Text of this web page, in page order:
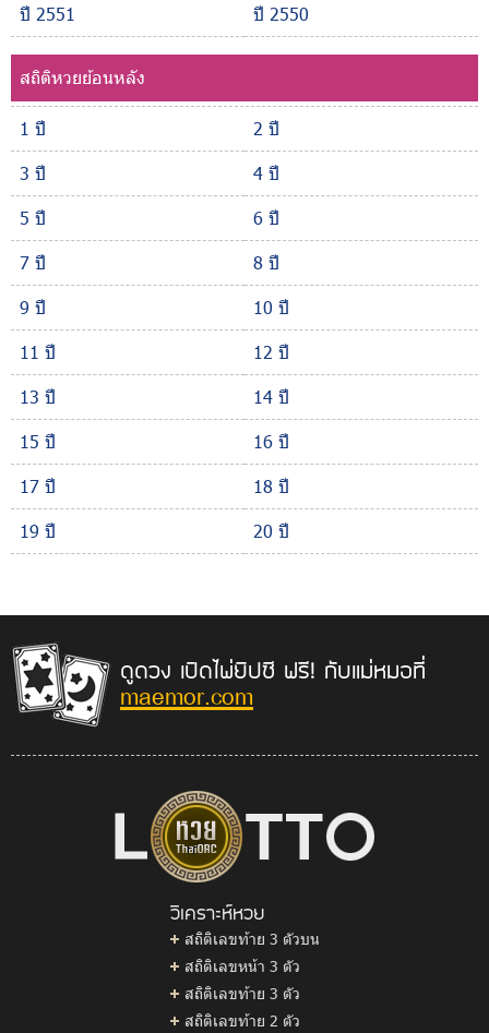
ปี 2551
ปี 2550
สถิติหวยย้อนหลัง
1 ปี
2 ปี
3 ปี
4 ปี
5 ปี
6 ปี
7 ปี
8 ปี
9 ปี
10 ปี
11 ปี
12 ปี
13 ปี
14 ปี
15 ปี
16 ปี
17 ปี
18 ปี
19 ปี
20 ปี
ดูดวง เปิดไพ่ยิปซี ฟรี! กับแม่หมอที่
maemor.com
วิเคราะห์หวย
สถิติเลขท้าย 3 ตัวบน
สถิติเลขหน้า 3 ตัว
สถิติเลขท้าย 3 ตัว
สถิติเลขท้าย 2 ตัว